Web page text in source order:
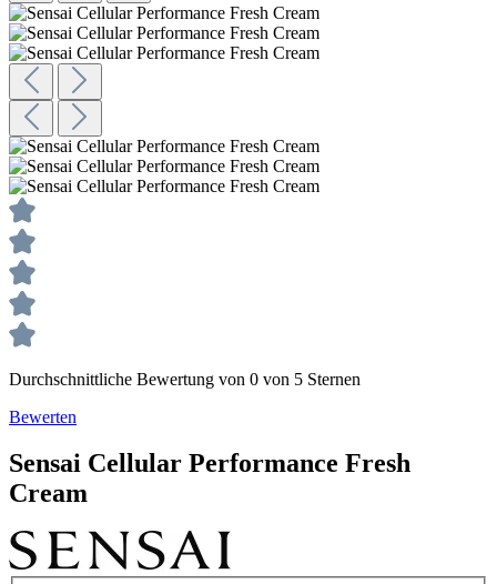
Durchschnittliche Bewertung von 0 von 5 Sternen
Bewerten
Sensai Cellular Performance Fresh
Cream